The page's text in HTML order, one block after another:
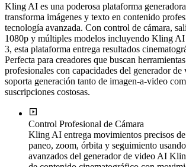
Kling AI es una poderosa plataforma
transforma imágenes y texto en contenido
tecnología avanzada. Con control de cámara,
1080p y múltiples modelos incluyendo Kling
3, esta plataforma entrega resultados
Perfecta para creadores que buscan
profesionales con capacidades del generador
soporta generación tanto de imagen-a-video
suscripciones costosas.
Control Profesional de Cámara
Kling AI entrega movimientos precisos
paneo, zoom, órbita y seguimiento
avanzados del generador de video AI